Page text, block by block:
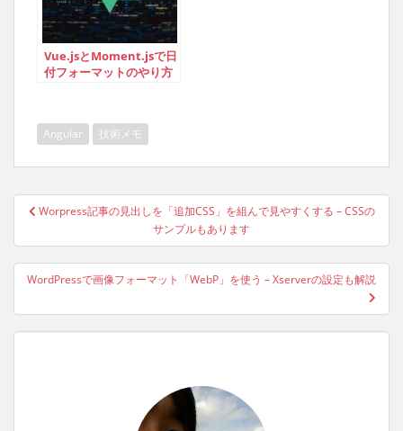
Vue.jsとMoment.jsで日
付フォーマットのやり方
Angular 技術メモ
投
ナ
ビ
ー
Worpress記事の見出しを「追加CSS」を組んで見やすくする – CSSの
サンプルもあります
WordPressで画像フォーマット「WebP」を使う – Xserverの設定も解説